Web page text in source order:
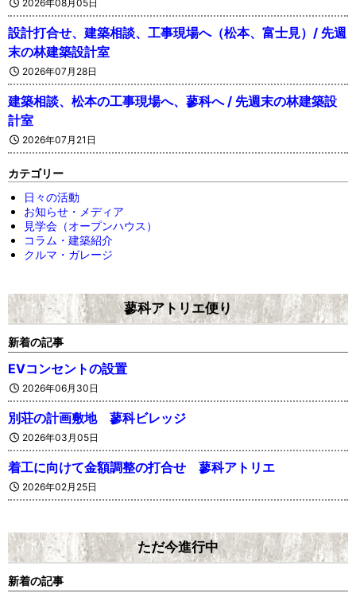
2026年08月05日
設計打合せ、建築相談、工事現場へ（松本、富士見）/ 先週
末の林建築設計室
2026年07月28日
建築相談、松本の工事現場へ、蓼科へ / 先週末の林建築設
計室
2026年07月21日
カテゴリー
日々の活動
お知らせ・メディア
見学会（オープンハウス）
コラム・建築紹介
クルマ・ガレージ
蓼科アトリエ便り
新着の記事
EVコンセントの設置
2026年06月30日
別荘の計画敷地 蓼科ビレッジ
2026年03月05日
着工に向けて金額調整の打合せ 蓼科アトリエ
2026年02月25日
ただ今進行中
新着の記事